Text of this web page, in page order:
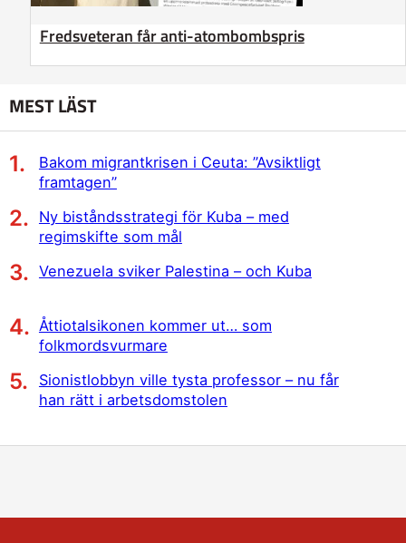
Fredsveteran får anti-atombombspris
MEST LÄST
Bakom migrantkrisen i Ceuta: ”Avsiktligt
framtagen”
Ny biståndsstrategi för Kuba – med
regimskifte som mål
Venezuela sviker Palestina – och Kuba
Åttiotalsikonen kommer ut… som
folkmordsvurmare
Sionistlobbyn ville tysta professor – nu får
han rätt i arbetsdomstolen